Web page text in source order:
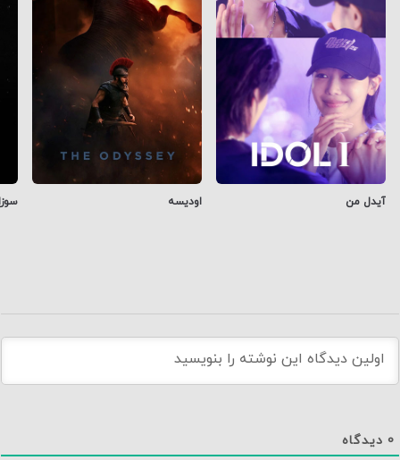
آیدل من اودیسه
0 دیدگاه